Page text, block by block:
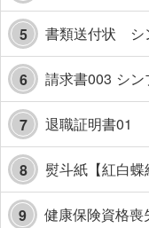
5 書類送付状 シ
6 請求書003 シン
7 退職証明書01
8 熨斗紙【紅白
9